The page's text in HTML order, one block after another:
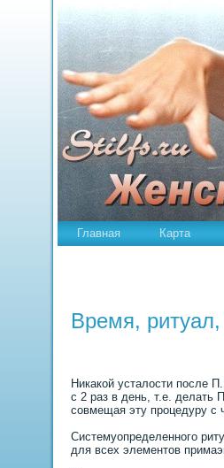
Главная Карта
Время, pитуал,
Никакой усталости после
с 2 раз в день, т.е. делать
совмещая эту процедуру с
Системуопределенного
для всех элементов